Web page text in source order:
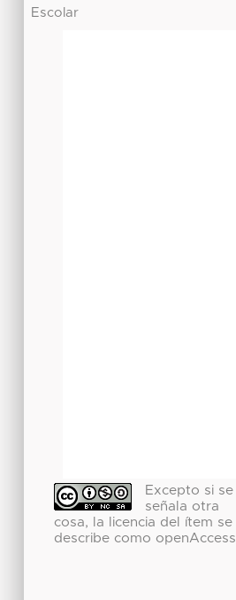
Escolar
Excepto si se
señala otra
cosa, la licencia del ítem se
describe como openAccess